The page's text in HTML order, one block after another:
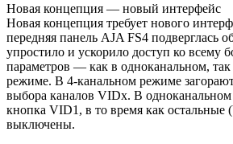
Новая концепция — новый интерфейс
Новая концепция требует нового
передняя панель AJA FS4 подверглась
упростило и ускорило доступ ко всему
параметров — как в одноканальном,
режиме. В 4-канальном режиме
выбора каналов VIDx. В одноканальном
кнопка VID1, в то время как
выключены.